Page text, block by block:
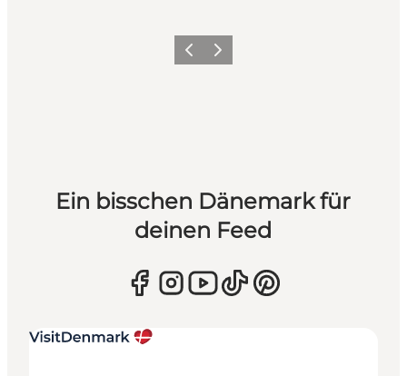
ZurückWeiter
Ein bisschen Dänemark für
deinen Feed